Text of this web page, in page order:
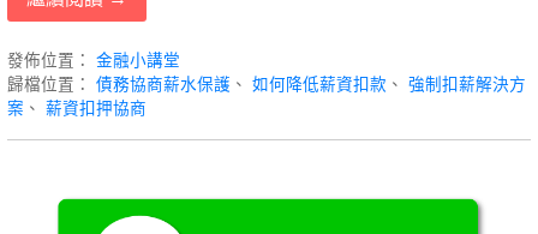
發佈位置：金融小講堂
歸檔位置：債務協商薪水保護 、如何降低薪資扣款 、強制扣薪解決方
案 、薪資扣押協商